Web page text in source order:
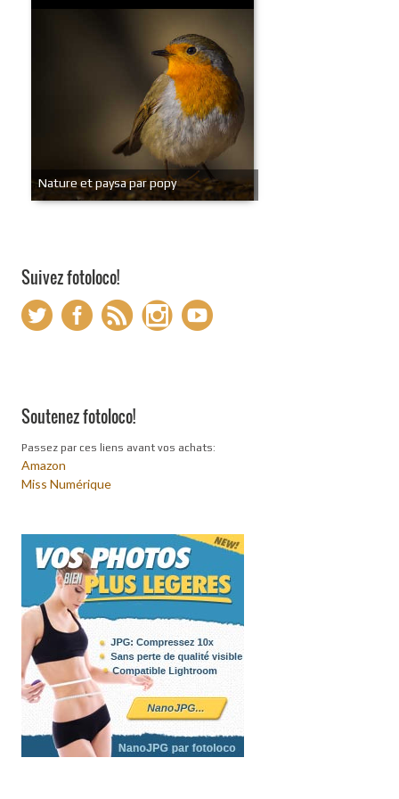
Nature et paysa par popy
Suivez fotoloco!
Soutenez fotoloco!
Passez par ces liens avant vos achats:
Amazon
Miss Numérique